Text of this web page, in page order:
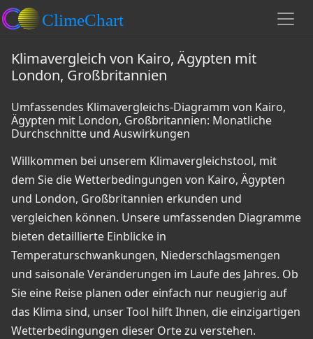
Klimavergleich von Kairo, Ägypten mit
London, Großbritannien
Umfassendes Klimavergleichs-Diagramm von Kairo,
Ägypten mit London, Großbritannien: Monatliche
Durchschnitte und Auswirkungen
Willkommen bei unserem Klimavergleichstool, mit
dem Sie die Wetterbedingungen von Kairo, Ägypten
und London, Großbritannien erkunden und
vergleichen können. Unsere umfassenden Diagramme
bieten detaillierte Einblicke in
Temperaturschwankungen, Niederschlagsmengen
und saisonale Veränderungen im Laufe des Jahres. Ob
Sie eine Reise planen oder einfach nur neugierig auf
das Klima sind, unser Tool hilft Ihnen, die einzigartigen
Wetterbedingungen dieser Orte zu verstehen.